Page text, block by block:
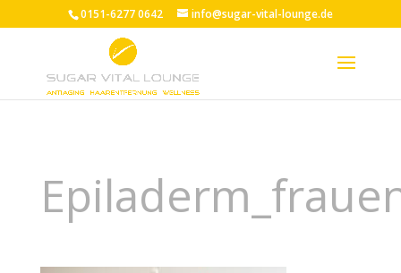
0151-6277 0642 info@sugar-vital-lounge.de